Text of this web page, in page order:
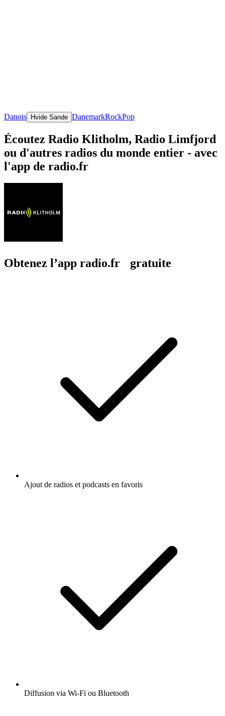
Danois Hvide Sande DanemarkRockPop
Écoutez Radio Klitholm, Radio Limfjord
ou d'autres radios du monde entier - avec
l'app de radio.fr
Obtenez l’app radio.fr gratuite
Ajout de radios et podcasts en favoris
Diffusion via Wi-Fi ou Bluetooth